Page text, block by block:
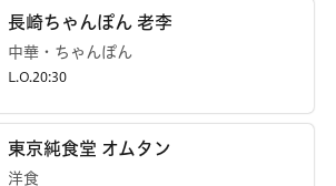
長崎ちゃんぽん 老李
中華・ちゃんぽん
L.O.20:30
東京純食堂 オムタン
洋食